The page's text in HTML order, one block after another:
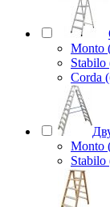
Monto
Corda
Monto